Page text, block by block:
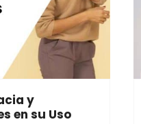
y
en su Uso